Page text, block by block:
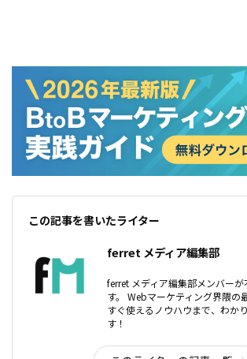
この記事を書いたライター
ferret メディア編集部
ferret メディア編集部メンバー
す。 Webマーケティング界隈の
すぐ使えるノウハウまで、わか
す！